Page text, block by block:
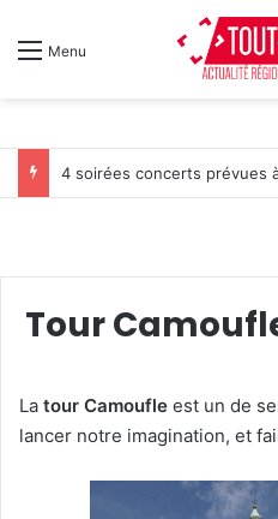
Menu
Tour
La tour Camoufle est un de
lancer notre imagination, et